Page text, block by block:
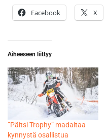
Facebook X
Aiheeseen liittyy
”Päitsi Trophy” madaltaa
kynnystä osallistua